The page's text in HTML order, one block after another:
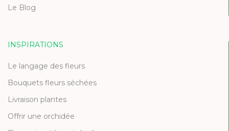
Le Blog
INSPIRATIONS
Le langage des fleurs
Bouquets fleurs séchées
Livraison plantes
Offrir une orchidée